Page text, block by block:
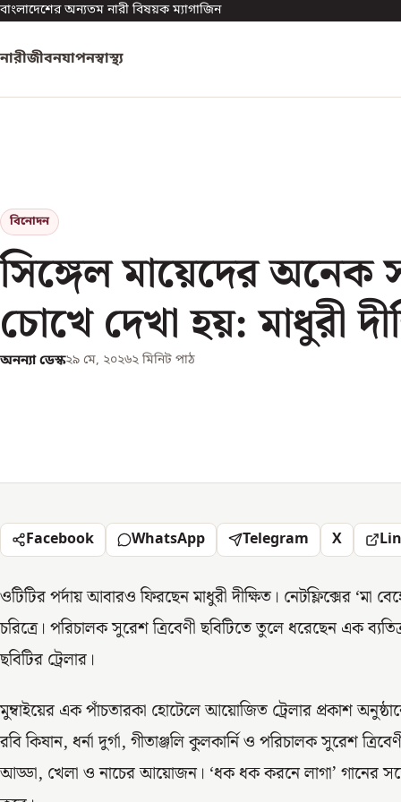
বাংলাদেশের অন্যতম নারী বিষয়ক ম্যাগাজিন
নারীজীবনযাপনস্বাস্থ্য
বিনোদন
সিঙ্গেল মায়েদের অনেক
চোখে দেখা হয়: মাধুরী
অনন্যা ডেস্ক২৯ মে, ২০২৬২ মিনিট পাঠ
Facebook WhatsApp Telegram X
ওটিটির পর্দায় আবারও ফিরছেন মাধুরী দীক্ষিত। নেটফ্লিক্সের ‘মা
চরিত্রে। পরিচালক সুরেশ ত্রিবেণী ছবিটিতে তুলে ধরেছেন এক
ছবিটির ট্রেলার।
মুম্বাইয়ের এক পাঁচতারকা হোটেলে আয়োজিত ট্রেলার প্রকাশ
রবি কিষান, ধর্না দুর্গা, গীতাঞ্জলি কুলকার্নি ও পরিচালক সুরেশ
আড্ডা, খেলা ও নাচের আয়োজন। ‘ধক ধক করনে লাগা’ গানের